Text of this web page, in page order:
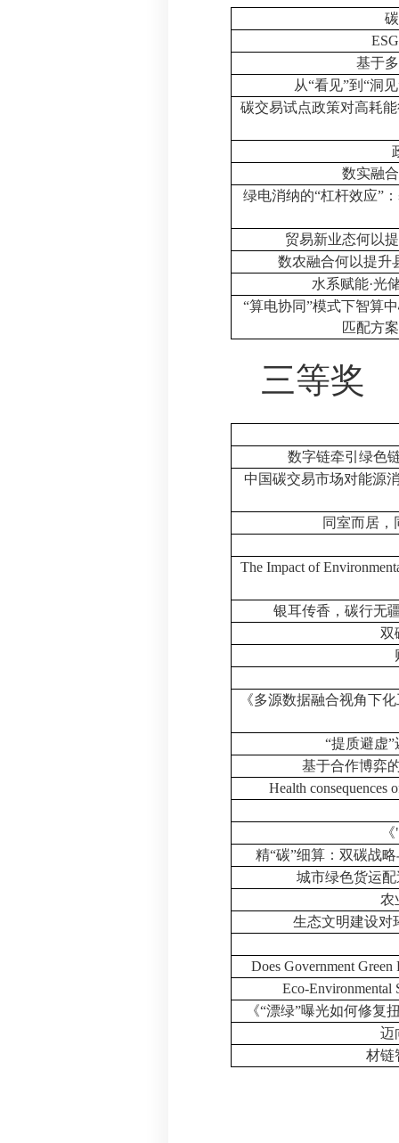
ESG
基于
从“看见”到 “洞见
碳交易试点政策对高耗
数实融
绿电消纳的“杠杆效应”
贸易新业态何以
数农融合何以提升
水系赋能·光
“算电协同”模式下智算
匹配方
三等奖
数字链牵引绿色
中国碳交易市场对能源
同室而居，
The Impact of
银耳传香，碳行无
双
《多源数据融合视角下
“提质避虚”
基于合作博弈
Health consequences
《
精“碳”细算：双碳战
城市绿色货运
农
生态文明建设对
Does Government
Eco-Environmental
《“漂绿”曝光如何修复
迈
材链